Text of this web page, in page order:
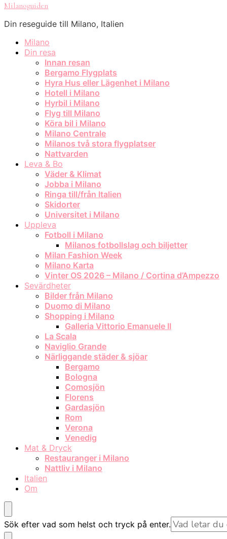
Milanoguiden
Din reseguide till Milano, Italien
Milano
Din resa
Innan resan
Bergamo Flygplats
Hyra Hus eller Lägenhet i Milano
Hotell i Milano
Hyrbil i Milano
Flyg till Milano
Köra bil i Milano
Milano Centrale
Milanos två stora flygplatser
Nattvarden
Leva & Bo
Väder & Klimat
Jobba i Milano
Ringa till/från Italien
Skidorter
Universitet i Milano
Uppleva
Fotboll i Milano
Milanos fotbollslag och biljetter
Milan Fashion Week
Milano Karta
Vinter OS 2026 – Milano / Cortina d’Ampezzo
Sevärdheter
Bilder från Milano
Duomo di Milano
Shopping i Milano
Galleria Vittorio Emanuele II
La Scala
Naviglio Grande
Närliggande städer & sjöar
Bergamo
Bologna
Comosjön
Florens
Gardasjön
Rom
Verona
Venedig
Mat & Dryck
Restauranger i Milano
Nattliv i Milano
Italien
Om
Letar
du
Sök efter vad som helst och tryck på enter.